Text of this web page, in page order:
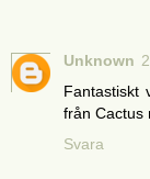
Unknown
Fantastiskt
från Cactus
Svara